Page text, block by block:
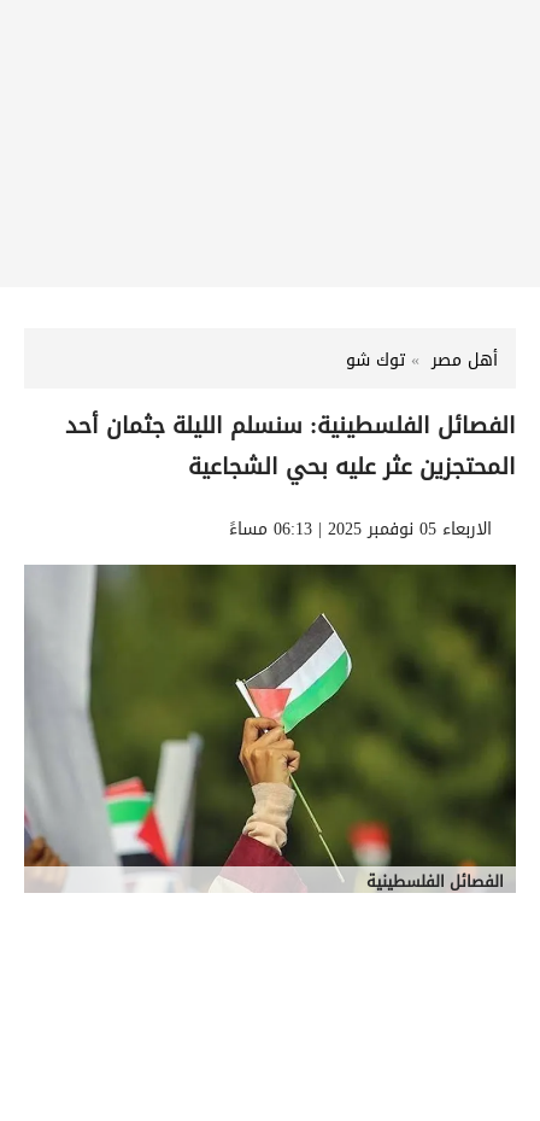
أهل مصر توك شو
الفصائل الفلسطينية: سنسلم الليلة جثمان أحد
المحتجزين عثر عليه بحي الشجاعية
الاربعاء 05 نوفمبر 2025 | 06:13 مساءً
الفصائل الفلسطينية